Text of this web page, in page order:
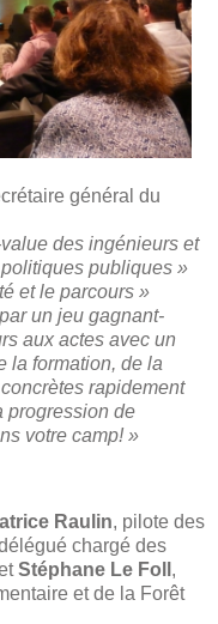
général du
des ingénieurs et
publiques »
et le parcours »
un jeu gagnant-
aux actes avec un
la formation, de la
rapidement
progression de
votre camp! »
Raulin, pilote des
chargé des
Stéphane Le Foll ,
et de la Forêt